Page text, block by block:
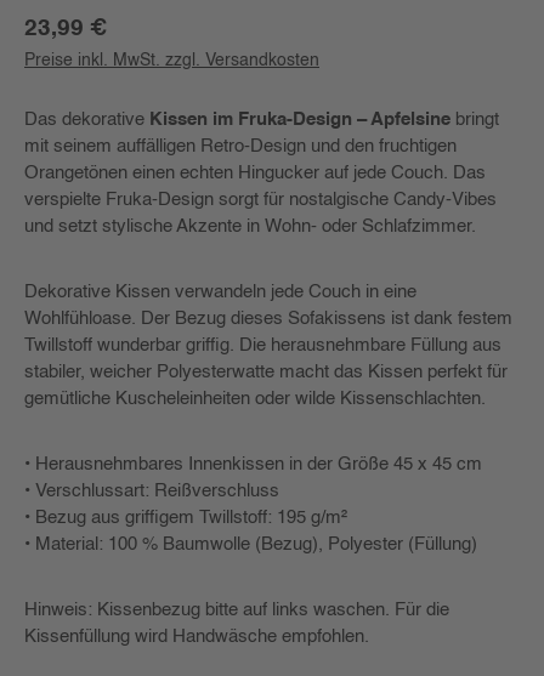
Regulärer Preis:
23,99 €
Preise inkl. MwSt. zzgl. Versandkosten
Das dekorative Kissen im Fruka-Design – Apfelsine bringt
mit seinem auffälligen Retro-Design und den fruchtigen
Orangetönen einen echten Hingucker auf jede Couch. Das
verspielte Fruka-Design sorgt für nostalgische Candy-Vibes
und setzt stylische Akzente in Wohn- oder Schlafzimmer.
Dekorative Kissen verwandeln jede Couch in eine
Wohlfühloase. Der Bezug dieses Sofakissens ist dank festem
Twillstoff wunderbar griffig. Die herausnehmbare Füllung aus
stabiler, weicher Polyesterwatte macht das Kissen perfekt für
gemütliche Kuscheleinheiten oder wilde Kissenschlachten.
• Herausnehmbares Innenkissen in der Größe 45 x 45 cm
• Verschlussart: Reißverschluss
• Bezug aus griffigem Twillstoff: 195 g/m²
• Material: 100 % Baumwolle (Bezug), Polyester (Füllung)
Hinweis: Kissenbezug bitte auf links waschen. Für die
Kissenfüllung wird Handwäsche empfohlen.